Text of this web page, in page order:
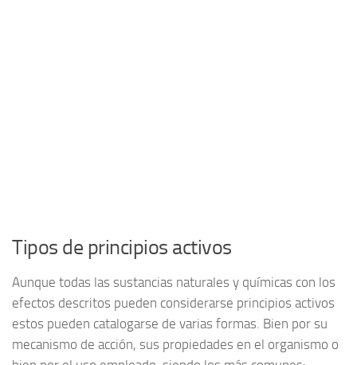
Tipos de principios activos
Aunque todas las sustancias naturales y químicas con los
efectos descritos pueden considerarse principios activos
estos pueden catalogarse de varias formas. Bien por su
mecanismo de acción, sus propiedades en el organismo o